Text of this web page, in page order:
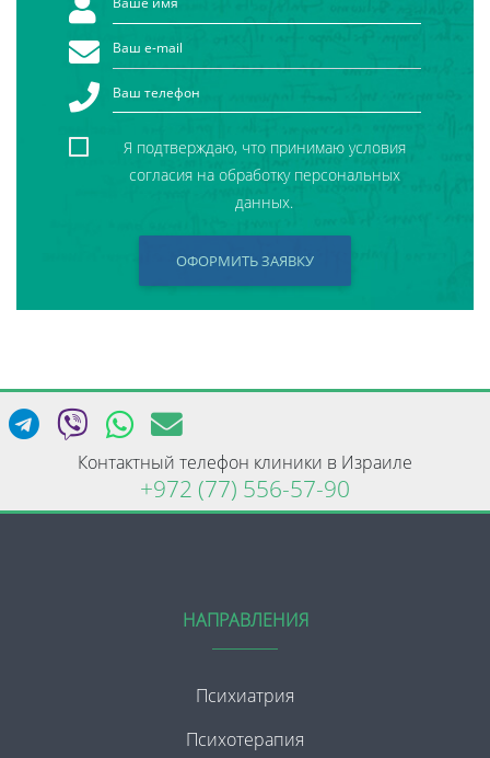
Я подтверждаю, что принимаю условия
согласия на обработку персональных
данных.
ОФОРМИТЬ ЗАЯВКУ
Контактный телефон клиники в Израиле
+972 (77) 556-57-90
НАПРАВЛЕНИЯ
Психиатрия
Психотерапия